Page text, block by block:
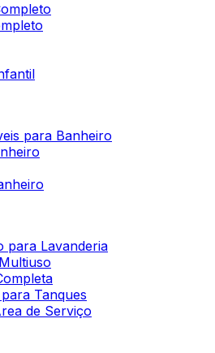
para Banheiro
para Lavanderia
Tanques
de Serviço